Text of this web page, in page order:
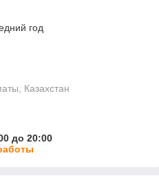
год
Казахстан
до 20:00